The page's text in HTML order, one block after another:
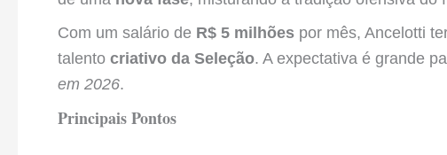
Com um salário de R$ 5 milhões por mês, Ancelotti
talento criativo da Seleção. A expectativa é grande
em 2026.
Principais Pontos